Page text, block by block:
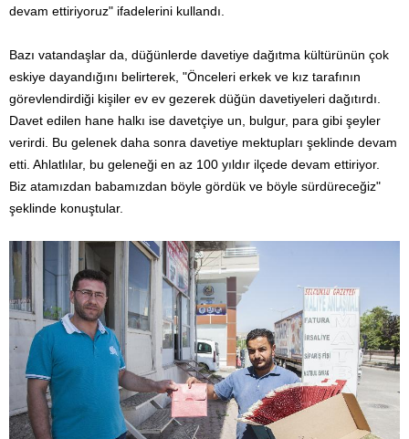
devam ettiriyoruz" ifadelerini kullandı.
Bazı vatandaşlar da, düğünlerde davetiye dağıtma kültürünün çok
eskiye dayandığını belirterek, "Önceleri erkek ve kız tarafının
görevlendirdiği kişiler ev ev gezerek düğün davetiyeleri dağıtırdı.
Davet edilen hane halkı ise davetçiye un, bulgur, para gibi şeyler
verirdi. Bu gelenek daha sonra davetiye mektupları şeklinde devam
etti. Ahlatlılar, bu geleneği en az 100 yıldır ilçede devam ettiriyor.
Biz atamızdan babamızdan böyle gördük ve böyle sürdüreceğiz"
şeklinde konuştular.